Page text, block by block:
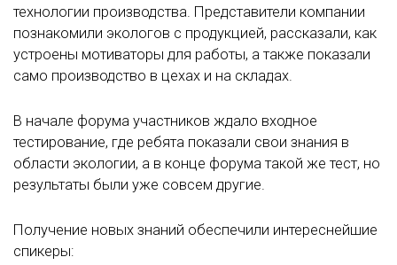
технологии производства. Представители компании
познакомили экологов с продукцией, рассказали, как
устроены мотиваторы для работы, а также показали
само производство в цехах и на складах.
В начале форума участников ждало входное
тестирование, где ребята показали свои знания в
области экологии, а в конце форума такой же тест, но
результаты были уже совсем другие.
Получение новых знаний обеспечили интереснейшие
спикеры: